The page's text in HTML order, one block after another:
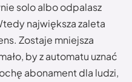
solo albo odpalasz
największa zaleta
Zostaje mniejsza
by z automatu uznać
abonament dla ludzi,